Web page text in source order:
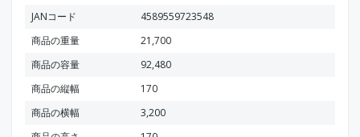
JANコード
4589559723548
商品の重量
21,700
商品の容量
92,480
商品の縦幅
170
商品の横幅
3,200